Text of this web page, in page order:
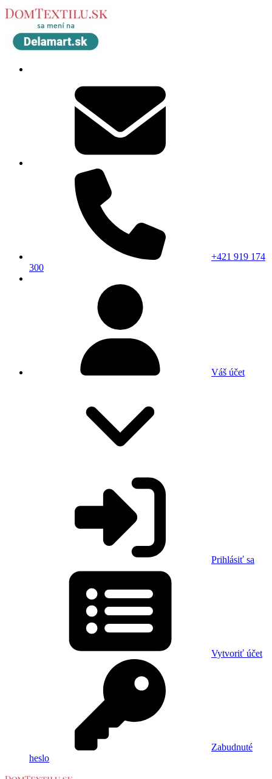
+421 919 174
300
Váš účet
Prihlásiť sa
Vytvoriť účet
Zabudnuté
heslo